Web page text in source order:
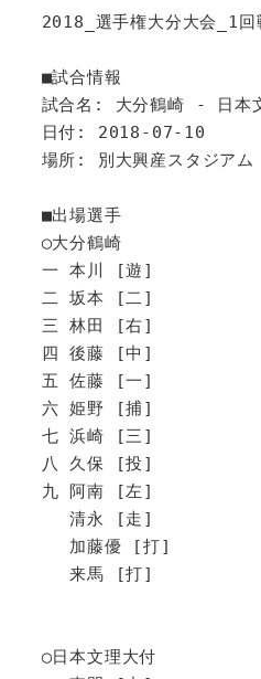
2018_選手権大分大会_1
■試合情報
試合名: 大分鶴崎 - 日本
日付: 2018-07-10
場所: 別大興産スタジアム
■出場選手
◯大分鶴崎
一 本川 [遊]
二 坂本 [二]
三 林田 [右]
四 後藤 [中]
五 佐藤 [一]
六 姫野 [捕]
七 浜崎 [三]
八 久保 [投]
九 阿南 [左]
清永 [走]
加藤優 [打]
来馬 [打]
◯日本文理大付